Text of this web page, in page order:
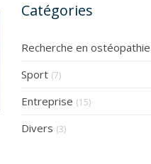
Catégories
Recherche en ostéopathie
Sport (7)
Entreprise (15)
Divers (3)